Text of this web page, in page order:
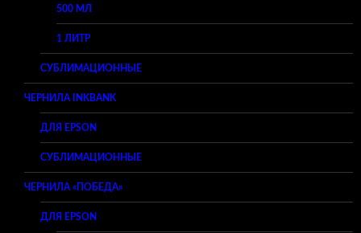
500 МЛ
1 ЛИТР
СУБЛИМАЦИОННЫЕ
ЧЕРНИЛА INKBANK
ДЛЯ EPSON
СУБЛИМАЦИОННЫЕ
ЧЕРНИЛА «ПОБЕДА»
ДЛЯ EPSON